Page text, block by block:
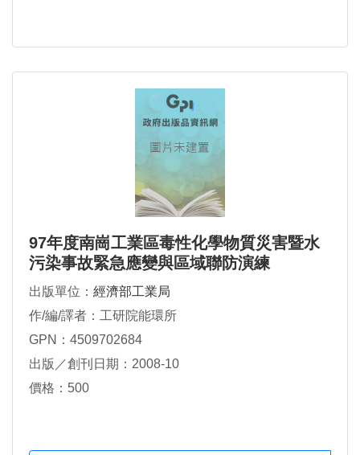
97年度南崗工業區毒性化學物質災害暨水
污染事故緊急應變與區域聯防演練
出版單位： 經濟部工業局
作/編/譯者：工研院能環所
GPN：4509702684
出版／創刊日期：2008-10
價格：500